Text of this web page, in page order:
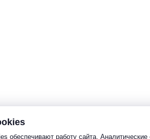
обеспечивают работу сайта. Звонок